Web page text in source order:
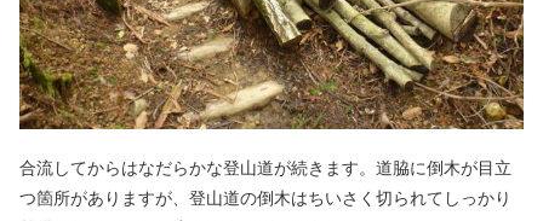
合流してからはなだらかな登山道が続きます。道脇に倒木が目立
つ箇所がありますが、登山道の倒木はちいさく切られてしっかり